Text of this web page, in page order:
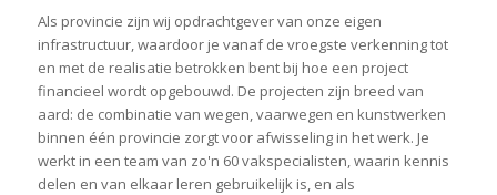
Als provincie zijn wij opdrachtgever van onze eigen
infrastructuur, waardoor je vanaf de vroegste verkenning tot
en met de realisatie betrokken bent bij hoe een project
financieel wordt opgebouwd. De projecten zijn breed van
aard: de combinatie van wegen, vaarwegen en kunstwerken
binnen één provincie zorgt voor afwisseling in het werk. Je
werkt in een team van zo'n 60 vakspecialisten, waarin kennis
delen en van elkaar leren gebruikelijk is, en als